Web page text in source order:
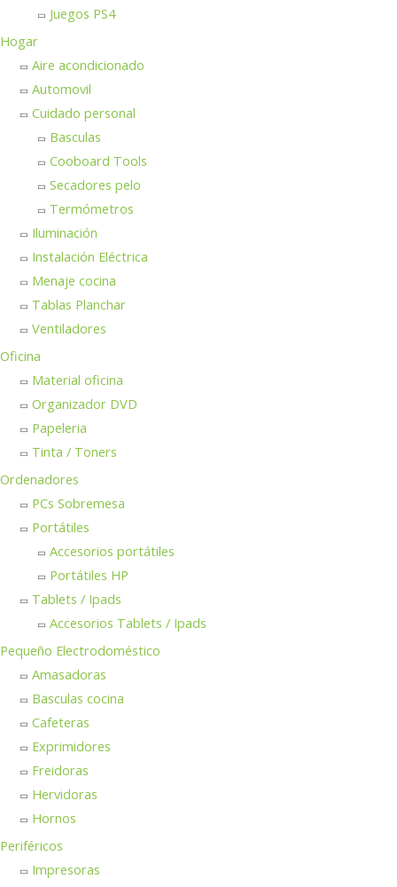
Juegos PS4
Hogar
Aire acondicionado
Automovil
Cuidado personal
Basculas
Cooboard Tools
Secadores pelo
Termómetros
Iluminación
Instalación Eléctrica
Menaje cocina
Tablas Planchar
Ventiladores
Oficina
Material oficina
Organizador DVD
Papeleria
Tinta / Toners
Ordenadores
PCs Sobremesa
Portátiles
Accesorios portátiles
Portátiles HP
Tablets / Ipads
Accesorios Tablets / Ipads
Pequeño Electrodoméstico
Amasadoras
Basculas cocina
Cafeteras
Exprimidores
Freidoras
Hervidoras
Hornos
Periféricos
Impresoras